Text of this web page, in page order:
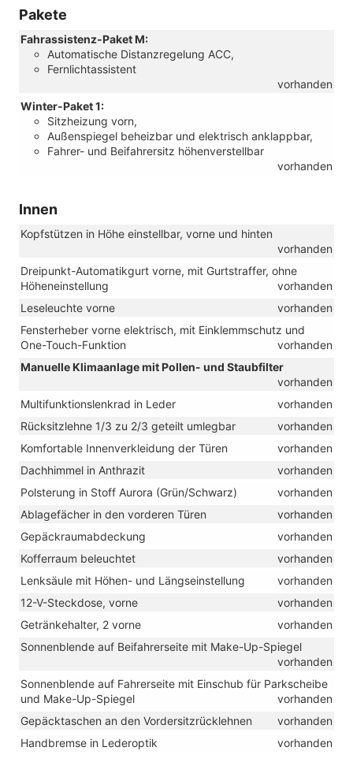
Pakete
Fahrassistenz-Paket M:
Automatische Distanzregelung ACC,
Fernlichtassistent
vorhanden
Winter-Paket 1:
Sitzheizung vorn,
Außenspiegel beheizbar und elektrisch anklappbar,
Fahrer- und Beifahrersitz höhenverstellbar
vorhanden
Innen
Kopfstützen in Höhe einstellbar, vorne und hinten
vorhanden
Dreipunkt-Automatikgurt vorne, mit Gurtstraffer, ohne
Höheneinstellung
vorhanden
Leseleuchte vorne
vorhanden
Fensterheber vorne elektrisch, mit Einklemmschutz und
One-Touch-Funktion
vorhanden
Manuelle Klimaanlage mit Pollen- und Staubfilter
vorhanden
Multifunktionslenkrad in Leder
vorhanden
Rücksitzlehne 1/3 zu 2/3 geteilt umlegbar
vorhanden
Komfortable Innenverkleidung der Türen
vorhanden
Dachhimmel in Anthrazit
vorhanden
Polsterung in Stoff Aurora (Grün/Schwarz)
vorhanden
Ablagefächer in den vorderen Türen
vorhanden
Gepäckraumabdeckung
vorhanden
Kofferraum beleuchtet
vorhanden
Lenksäule mit Höhen- und Längseinstellung
vorhanden
12-V-Steckdose, vorne
vorhanden
Getränkehalter, 2 vorne
vorhanden
Sonnenblende auf Beifahrerseite mit Make-Up-Spiegel
vorhanden
Sonnenblende auf Fahrerseite mit Einschub für Parkscheibe
und Make-Up-Spiegel
vorhanden
Gepäcktaschen an den Vordersitzrücklehnen
vorhanden
Handbremse in Lederoptik
vorhanden